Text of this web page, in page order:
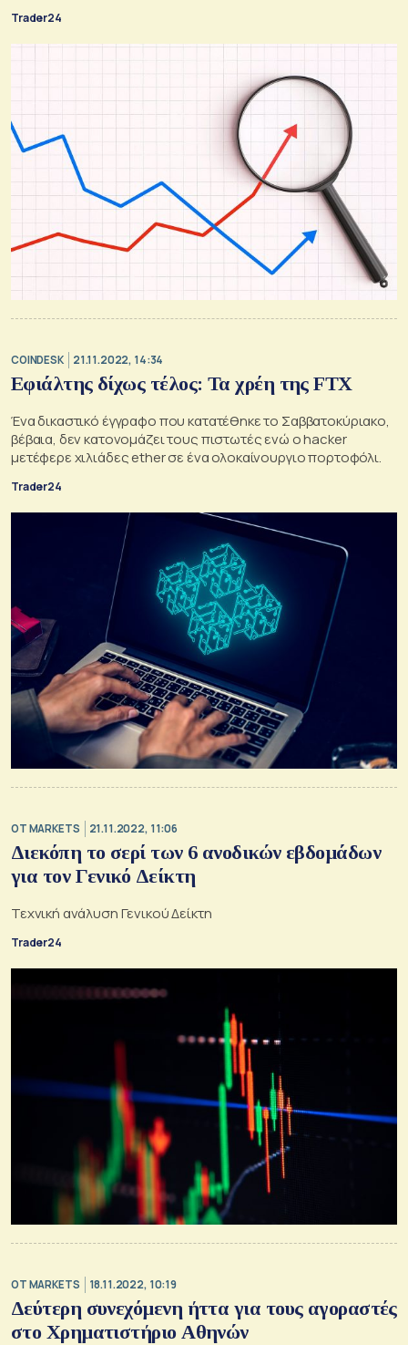
Trader24
COINDESK 21.11.2022, 14:34
Εφιάλτης δίχως τέλος: Τα χρέη της FTX
Ένα δικαστικό έγγραφο που κατατέθηκε το Σαββατοκύριακο,
βέβαια, δεν κατονομάζει τους πιστωτές ενώ ο hacker
μετέφερε χιλιάδες ether σε ένα ολοκαίνουργιο πορτοφόλι.
Trader24
OT MARKETS 21.11.2022, 11:06
Διεκόπη το σερί των 6 ανοδικών εβδομάδων
για τον Γενικό Δείκτη
Τεχνική ανάλυση Γενικού Δείκτη
Trader24
OT MARKETS 18.11.2022, 10:19
Δεύτερη συνεχόμενη ήττα για τους αγοραστές
στο Χρηματιστήριο Αθηνών